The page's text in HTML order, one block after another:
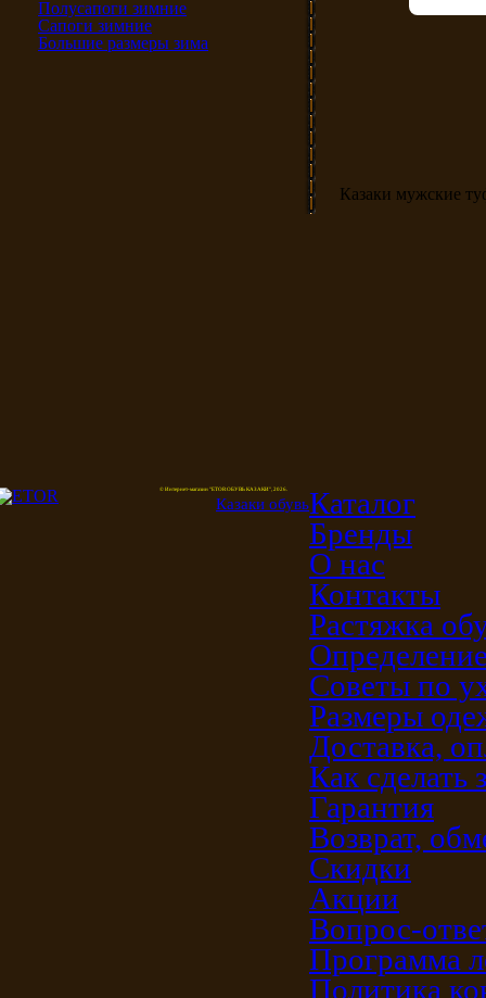
Полусапоги зимние
Сапоги зимние
Большие размеры зима
Казаки мужские
© Интернет-магазин "ETOR ОБУВЬ КАЗАКИ", 2026.
Казаки обувьКаталог
Бренды
О нас
Контакты
Растяжка
Советы по
Размеры
Доставка,
Как сделать
Гарантия
Возврат,
Скидки
Акции
Вопрос-
Программа
Политика